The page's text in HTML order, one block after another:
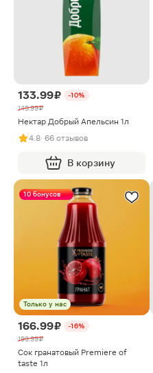
133.99 ₽
-10%
149.99 ₽
Нектар Добрый Апельсин 1л
4.8· 66 отзывов
В корзину
10 бонусов
Только у нас
166.99 ₽
-16%
199.99 ₽
Сок гранатовый Premiere of
taste 1л